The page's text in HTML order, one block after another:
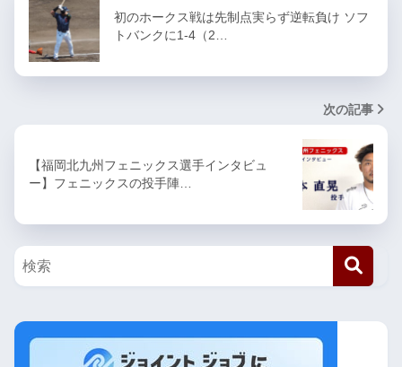
初のホークス戦は先制点実らず逆転負け ソフ
トバンクに1-4（2…
次の記事
【福岡北九州フェニックス選手インタビュ
ー】フェニックスの投手陣…